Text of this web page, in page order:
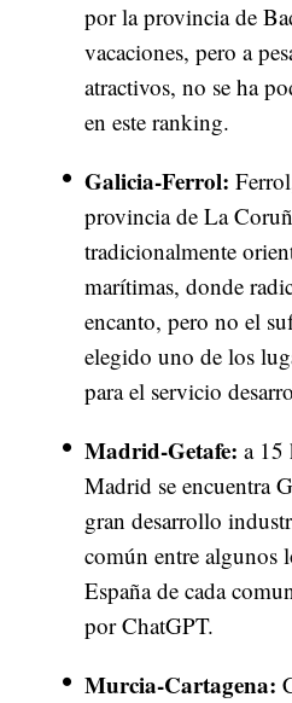
por la provincia de
vacaciones, pero a
atractivos, no se ha
en este ranking.
Galicia-Ferrol:
provincia de La
tradicionalmente
marítimas, donde
encanto, pero no el
elegido uno de los
para el servicio
Madrid-Getafe: a 15
Madrid se encuentra
gran desarrollo
común entre algunos
España de cada
por ChatGPT.
Murcia-Cartagena: